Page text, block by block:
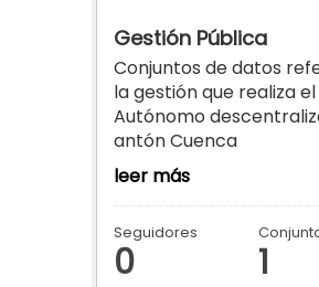
Gestión Pública
Conjuntos de datos
la gestión que realiza
Autónomo
antón Cuenca
leer más
Seguidores
0 1